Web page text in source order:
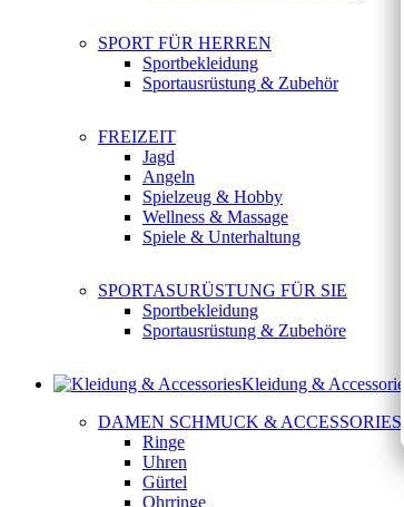
SPORT FÜR HERREN
Sportbekleidung
Sportausrüstung & Zubehör
FREIZEIT
Jagd
Angeln
Spielzeug & Hobby
Wellness & Massage
Spiele & Unterhaltung
SPORTASURÜSTUNG FÜR SIE
Sportbekleidung
Sportausrüstung & Zubehöre
Kleidung & Accessories
DAMEN SCHMUCK & ACCESSORIES
Ringe
Uhren
Gürtel
Ohrringe